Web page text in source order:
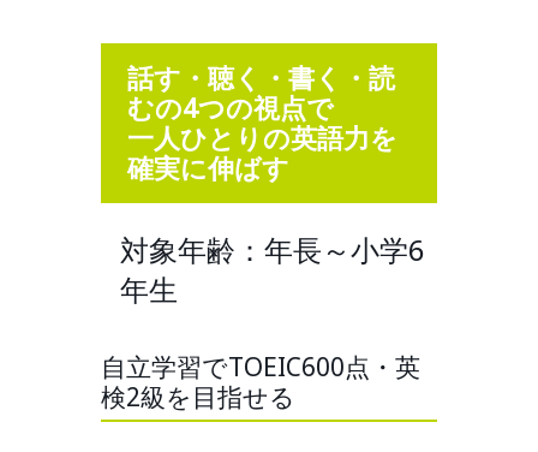
話す・聴く・書く・読
むの4つの視点で
一人ひとりの英語力を
確実に伸ばす
対象年齢：年長～小学6
年生
自立学習でTOEIC600点・英
検2級を目指せる